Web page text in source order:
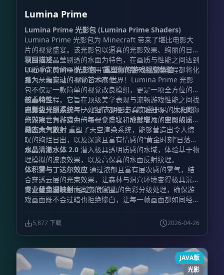
Lumina Prime
Lumina Prime 光影包 (Lumina Prime Shaders)
Lumina Prime 光影包为 Minecraft 带来了堪比电影大
片的视觉盛宴。该光影包以逼真的光影效果、绚丽的日落
氛围以及晶莹剔透的水面为特色，在画质与性能之间达到
了近乎完美的平衡。使用它，你的每一次游戏旅程都将化
身为一幅流动的视觉艺术杰作。
项目描述
Lumina Prime 光影包 – 重塑你的游戏视觉体验
踏入从未有过的 Minecraft 世界！Lumina Prime 光影
包不仅是一款简单的视觉改良模组，更是一项全方位的图
形重构工程。它旨在顶级美学表现与流畅游戏性能之间找
到黄金分割点。每一处细节都经过了精雕细琢，力求将你
的游戏世界打造为一场视觉盛宴，成就非凡的电影级质
感。
核心特性
电影级光照系统引入了动态阴影与真实感十足的太阳眩
光效果，为游戏中的每一个方块和地形增添了空间的深度
与生命力。
动态大气散射 重塑了天空渲染系统，能够营造出令人惊
叹的绚烂日出，以及深邃且富有情感的“黄金时刻”日落景
观。
水晶清澈水体 2.0 潜入极具透明质感的水域，体验基于物
理模拟的波浪效果，以及高保真的水面反射纹理。
体积雾与丁达尔效应 通过浓郁且富有层次感的雾气，结
合穿透云层的光束效果，让森林与洞穴环境变得极具沉浸
感，营造出神秘而写实的氛围。
专业级色调映射经过深思熟虑的色彩分级处理，确保游
戏画面既不会过暗也拒绝惨白，让每一帧画面都如同经过
5,877 下载 2026-04-26
JAVA版
光影